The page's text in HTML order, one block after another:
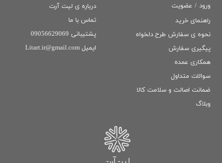
راهنمای خرید
نحوه ی سفارش طرح دلخواه
پیگیری سفارش
همکاری عمده
سوالات متداول
ضمانت اصالت و سلامت كالا
وبلاگ
درباره ی لیت آرت
تماس با ما
پشتیبانی 09056629069
ایمیل Litart.ir@gmail.com
ورود / عضویت